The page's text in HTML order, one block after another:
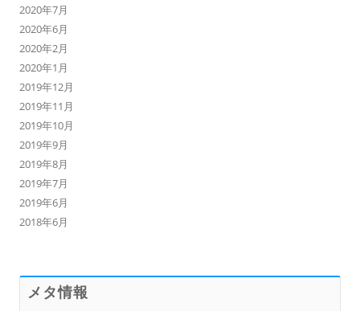
2020年7月
2020年6月
2020年2月
2020年1月
2019年12月
2019年11月
2019年10月
2019年9月
2019年8月
2019年7月
2019年6月
2018年6月
メタ情報